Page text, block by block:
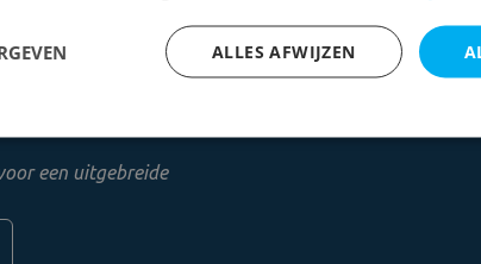
een gratis
een uitgebreide
ALLES AFWIJZEN